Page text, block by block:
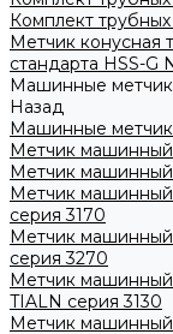
Комплект
Метчик конусная
стандарта HSS-G
Машинные
Назад
Машинные
Метчик машинный
Метчик машинный
Метчик машинный
серия 3170
Метчик машинный
серия 3270
Метчик машинный
TIALN серия 3130
Метчик машинный